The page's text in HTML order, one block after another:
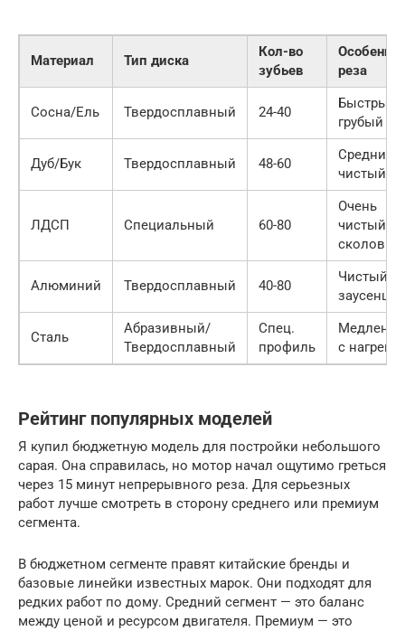
Материал Тип диска
Кол-во
зубьев
реза
Сосна/Ель Твердосплавный 24-40
Быстрый,
грубый
Дуб/Бук Твердосплавный 48-60
Средний,
чистый
ЛДСП Специальный 60-80
Очень
чистый,
сколов
Алюминий Твердосплавный 40-80
Чистый,
заусенцев
Сталь
Абразивный/
Твердосплавный
Спец.
профиль
с
Рейтинг популярных моделей
Я купил бюджетную модель для постройки небольшого
сарая. Она справилась, но мотор начал ощутимо греться
через 15 минут непрерывного реза. Для серьезных
работ лучше смотреть в сторону среднего или премиум
сегмента.
В бюджетном сегменте правят китайские бренды и
базовые линейки известных марок. Они подходят для
редких работ по дому. Средний сегмент — это баланс
между ценой и ресурсом двигателя. Премиум — это